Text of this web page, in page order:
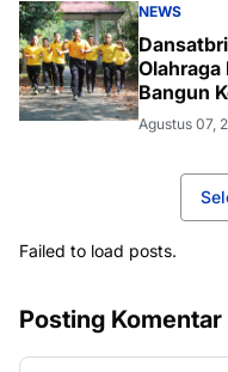
NEWS
Olahraga
Bangun
Bukit
Agustus 07,
Failed to load posts.
Posting Komentar